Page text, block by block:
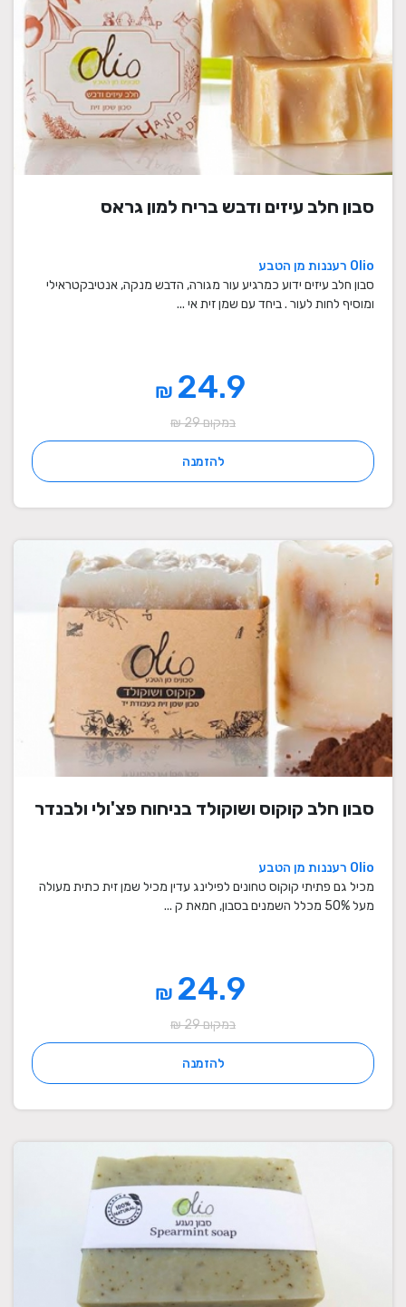
סבון חלב עיזים ודבש בריח למון גראס
Olio רעננות מן הטבע
סבון חלב עיזים ידוע כמרגיע עור מגורה, הדבש מנקה, אנטיבקטראילי
ומוסיף לחות לעור . ביחד עם שמן זית אי ...
24.9
₪
במקום 29 ₪
להזמנה
סבון חלב קוקוס ושוקולד בניחוח פצ'ולי ולבנדר
Olio רעננות מן הטבע
מכיל גם פתיתי קוקוס טחונים לפילינג עדין מכיל שמן זית כתית מעולה
מעל 50% מכלל השמנים בסבון, חמאת ק ...
24.9
₪
במקום 29 ₪
להזמנה